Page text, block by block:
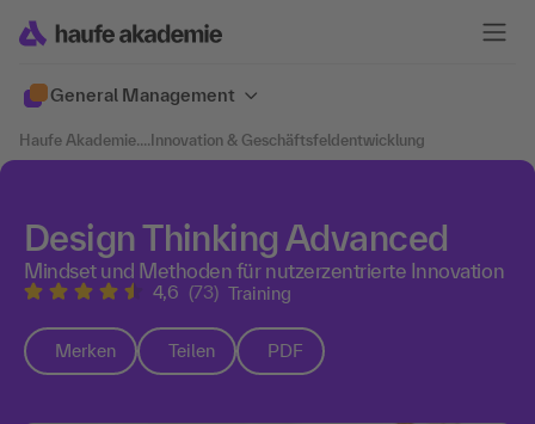
General Management
Haufe Akademie....Innovation & Geschäftsfeldentwicklung
Design Thinking Advanced
Mindset und Methoden für nutzerzentrierte Innovation
4,6 (73) Training
Merken Teilen PDF